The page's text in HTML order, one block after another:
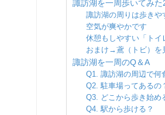
諏訪湖を一周歩いてみた
諏訪湖の周りは歩きや
空気が爽やかです
休憩もしやすい「トイ
おまけ→鳶（トビ）を
諏訪湖を一周のQ＆A
Q1. 諏訪湖の周辺で何
Q2. 駐車場ってあるの
Q3. どこから歩き始め
Q4. 駅から歩ける？